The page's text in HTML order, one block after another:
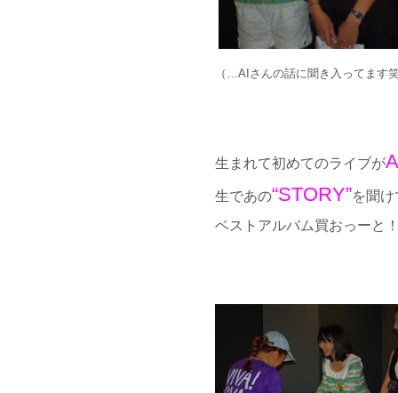
（…AIさんの話に聞き入ってます
生まれて初めてのライブが
生であの“STORY”を聞
ベストアルバム買おっーと